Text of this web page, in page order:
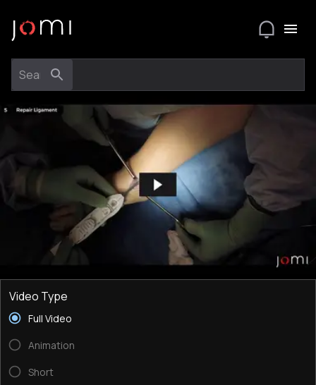
Video Type
Full Video
Animation
Short